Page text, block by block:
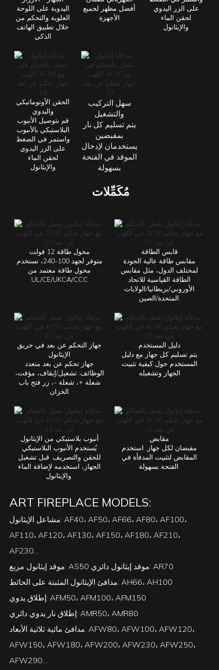
اليدوية على اللوحة
العلوية والتحكم من
خلال تطبيق الهاتف
الذكي
أفضل مظهر لجميع
الأجهزة
على الزر اليدوي
لحقن الماء
والإيثانول
الحقن الأوتوماتيكي
واليدوي
قم بتوصيل الأنبوب
البلاستيكي بالأنبوب
واستمر في الضغط
على الزر اليدوي
لحقن الماء
والإيثانول
سهل التركيب
والتشغيل
يتم تسليم كل نار
بمقبضين
يستخدمان لإدخال
الموقد في الفتحة
بسهولة
مُكَمِّلات
محول طاقة 12 فولت
متوفر لجهد 100-240، نستخدم
محول طاقة معتمد من
UL/CE/UKCA/CCC
قابس الطاقة
مقابس طاقة عالية الجودة
لمختلف الدول، مثل مقابس
الطاقة القياسية للاتحاد
الأوروبي/بريطانيا/الولايات
المتحدة/الصين.
جهاز التحكم عن بعد في حريق
الإيثانول
جهاز تحكم عن بعد متعدد
الوظائف: تشغيل/إيقاف، مؤقت،
شعلة +، شعلة -، زر فتح باب
الخزان
دليل المستخدم
يتم تسليم كل جهاز مع دليل
المستخدم حول كيفية تثبيت
الجهاز وتشغيله
أنبوب بلاستيكي من الإيثانول
يُستخدم الأنبوب البلاستيكي
للحقن والتصريف. قبل تشغيل
الجهاز، استخدمه لإضافة الماء
والإيثانول.
مقابض
مقبضان لكل جهاز. استخدم
المقابض لتثبيت المدفأة في
الفتحة بسهولة.
ART FIREPLACE MODELS:
مشاعل الإيثانول: AF40، AF50، AF66، AF80، AF100،
AF110، AF120، AF130، AF150، AF180، AF210،
AF230…
موقد إيثانول مربع: AS50 موقد إيثانول دائري: AR70
مدافئ الإيثانول المثبتة على الحائط: AH66، AH100
إطلاق يدوي: AFM50، AFM100، AFM150
إطلاق نار يدوي دائري: AMR50، AMR80
مدافئ مائية ثلاثية الأبعاد: AFW80، AFW100، AFW120،
AFW150، AFW180، AFW200، AFW230، AFW250،
AFW290…